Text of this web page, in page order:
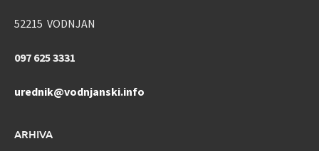
52215 VODNJAN
097 625 3331
urednik@vodnjanski.info
ARHIVA